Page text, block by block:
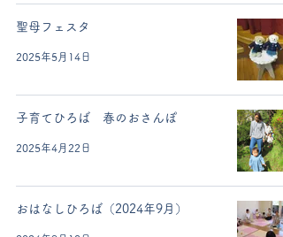
聖母フェスタ
2025年5月14日
子育てひろば 春のおさんぽ
2025年4月22日
おはなしひろば（2024年9月）